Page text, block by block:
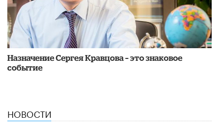
Назначение Сергея Кравцова – это знаковое
событие
НОВОСТИ